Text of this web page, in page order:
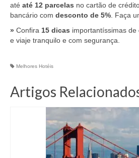
até até 12 parcelas no cartão de
bancário com desconto de 5% . Faça
» Confira 15 dicas importantíssimas de
e viaje tranquilo e com segurança.
Melhores Hotéis
Artigos